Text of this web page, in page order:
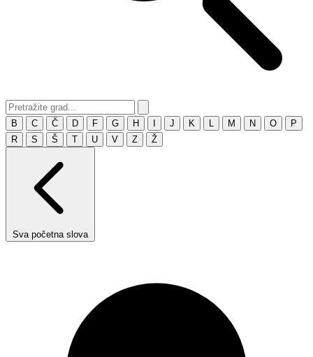
B C Č D F G H J K M N O
P
R
S Š T U V Z Ž
Sva početna slova